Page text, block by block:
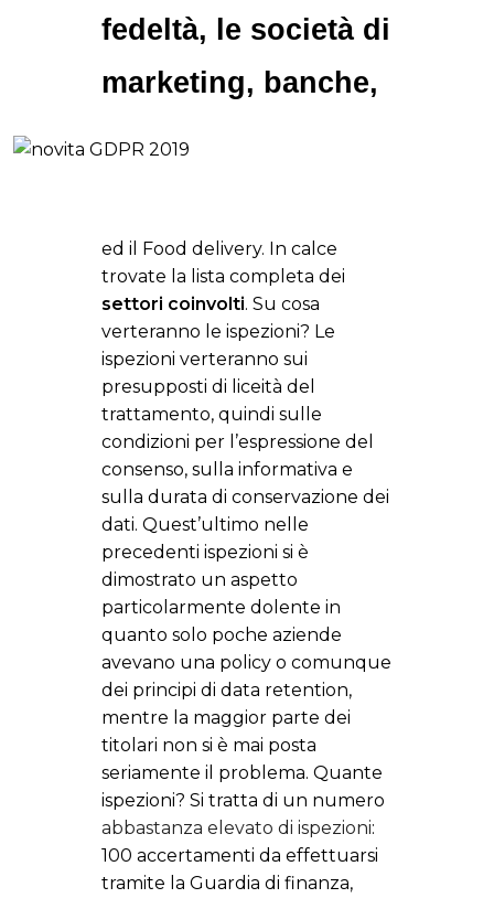
fedeltà, le società di
marketing, banche,
ed il Food delivery. In calce
trovate la lista completa dei
settori coinvolti. Su cosa
verteranno le ispezioni? Le
ispezioni verteranno sui
presupposti di liceità del
trattamento, quindi sulle
condizioni per l’espressione del
consenso, sulla informativa e
sulla durata di conservazione dei
dati. Quest’ultimo nelle
precedenti ispezioni si è
dimostrato un aspetto
particolarmente dolente in
quanto solo poche aziende
avevano una policy o comunque
dei principi di data retention,
mentre la maggior parte dei
titolari non si è mai posta
seriamente il problema. Quante
ispezioni? Si tratta di un numero
abbastanza elevato di ispezioni:
100 accertamenti da effettuarsi
tramite la Guardia di finanza,